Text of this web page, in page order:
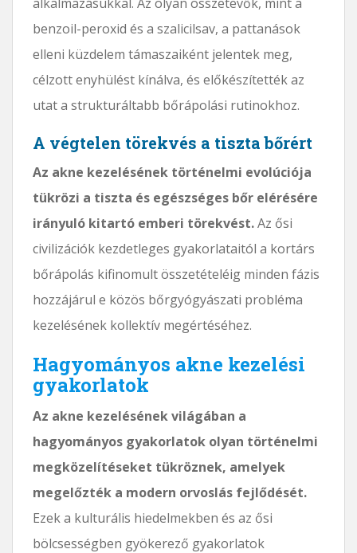
benzoil-peroxid és a szalicilsav, a pattanások
elleni küzdelem támaszaiként jelentek meg,
célzott enyhülést kínálva, és előkészítették az
utat a strukturáltabb bőrápolási rutinokhoz.
A végtelen törekvés a tiszta bőrért
Az akne kezelésének történelmi evolúciója
tükrözi a tiszta és egészséges bőr elérésére
irányuló kitartó emberi törekvést.Az ősi
civilizációk kezdetleges gyakorlataitól a kortárs
bőrápolás kifinomult összetételéig minden fázis
hozzájárul e közös bőrgyógyászati ​​probléma
kezelésének kollektív megértéséhez.
Hagyományos akne kezelési
gyakorlatok
Az akne kezelésének világában a
hagyományos gyakorlatok olyan történelmi
megközelítéseket tükröznek, amelyek
megelőzték a modern orvoslás fejlődését.
Ezek a kulturális hiedelmekben és az ősi
bölcsességben gyökerező gyakorlatok